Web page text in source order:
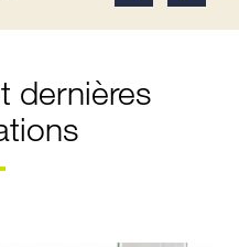
dernières